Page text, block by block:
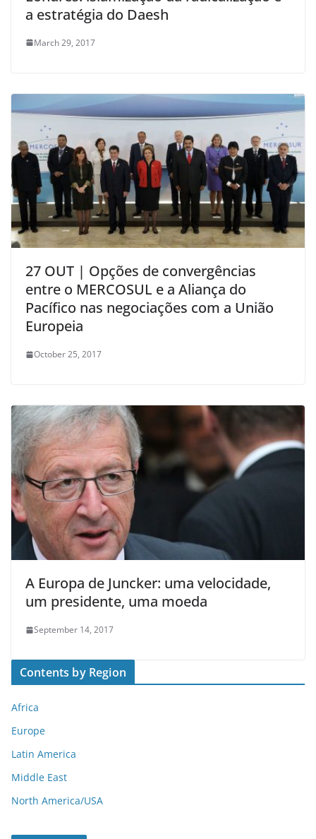
a estratégia do Daesh
March 29, 2017
27 OUT | Opções de convergências
entre o MERCOSUL e a Aliança do
Pacífico nas negociações com a União
Europeia
October 25, 2017
A Europa de Juncker: uma velocidade,
um presidente, uma moeda
September 14, 2017
Contents by Region
Africa
Europe
Latin America
Middle East
North America/USA